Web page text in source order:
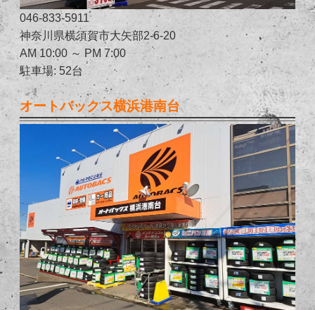
046-833-5911
神奈川県横須賀市大矢部2-6-20
AM 10:00 ～ PM 7:00
駐車場: 52台
オートバックス横浜港南台